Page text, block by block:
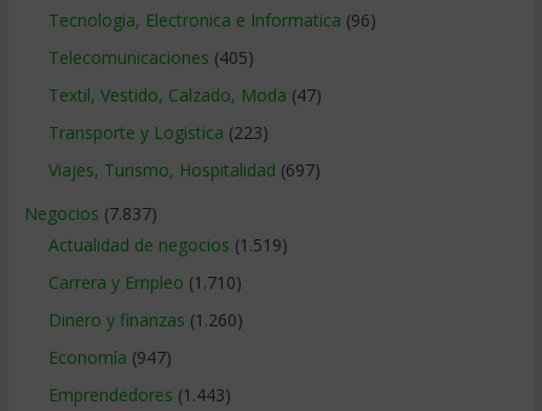
Tecnologia, Electronica e Informatica (96)
Telecomunicaciones (405)
Textil, Vestido, Calzado, Moda (47)
Transporte y Logistica (223)
Viajes, Turismo, Hospitalidad (697)
Negocios (7.837)
Actualidad de negocios (1.519)
Carrera y Empleo (1.710)
Dinero y finanzas (1.260)
Economía (947)
Emprendedores (1.443)